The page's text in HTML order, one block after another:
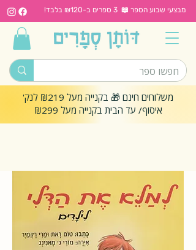
מבצעי שבוע הספר 📖 3 ספרים ב-₪120 בלבד!
משלוחים חינם 🎁 בקנייה מעל ₪219 לנק'
איסוף/ עד הבית בקנייה מעל ₪299